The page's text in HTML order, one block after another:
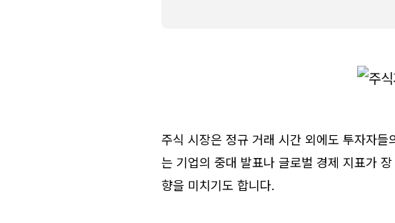
주식 시장은 정규 거래 시간 외에도 투자자
는 기업의 중대 발표나 글로벌 경제 지표가
향을 미치기도 합니다.